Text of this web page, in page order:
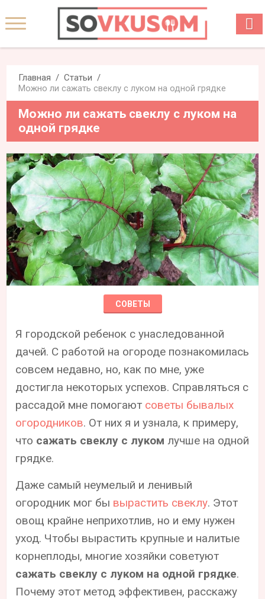
Главная
Статьи
Можно ли сажать свеклу с луком на одной грядке
Можно ли сажать свеклу с луком на
одной грядке
СОВЕТЫ
Я городской ребенок с унаследованной
дачей. С работой на огороде познакомилась
совсем недавно, но, как по мне, уже
достигла некоторых успехов. Справляться с
рассадой мне помогают советы бывалых
огородников. От них я и узнала, к примеру,
что сажать свеклу с луком лучше на одной
грядке.
Даже самый неумелый и ленивый
огородник мог бы вырастить свеклу. Этот
овощ крайне неприхотлив, но и ему нужен
уход. Чтобы вырастить крупные и налитые
корнеплоды, многие хозяйки советуют
сажать свеклу с луком на одной грядке.
Почему этот метод эффективен, расскажу